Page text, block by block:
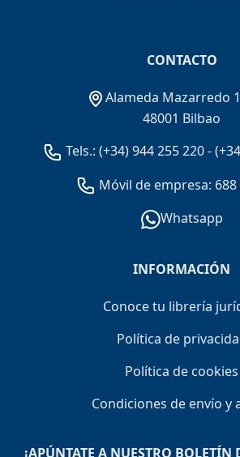
CONTACTO
Alameda Mazarredo
48001 Bilbao
Tels.: (+34) 944 255 220-
Móvil de empresa: 688
Whatsapp
INFORMACIÓN
Conoce tu librería
Política de
Política de cookies
Condiciones de envío y
¡APÚNTATE A NUESTRO BOLETÍN